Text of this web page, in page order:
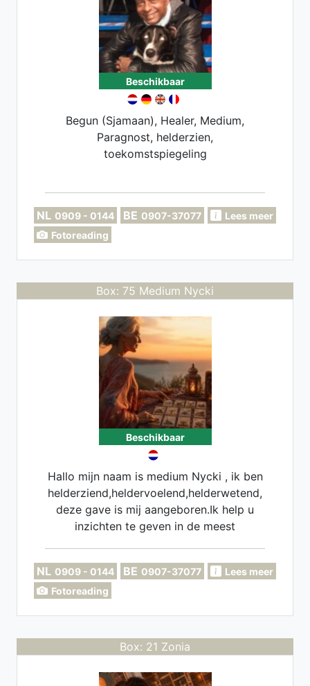
Beschikbaar
Begun (Sjamaan), Healer, Medium,
Paragnost, helderzien,
toekomstspiegeling
NL 0909 - 0144 BE 0907-37077
Lees meer
Fotoreading
Box: 75 Medium Nycki
Beschikbaar
Hallo mijn naam is medium Nycki , ik ben
helderziend,heldervoelend,helderwetend,
deze gave is mij aangeboren.Ik help u
inzichten te geven in de meest
in tijdsaanduidingen
NL 0909 - 0144 BE 0907-37077
Lees meer
Fotoreading
Box: 21 Zonia